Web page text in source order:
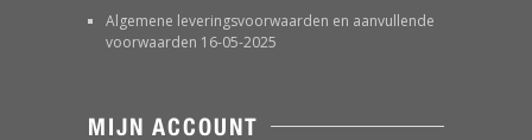
Algemene leveringsvoorwaarden en aanvullende
voorwaarden 16-05-2025
MIJN ACCOUNT